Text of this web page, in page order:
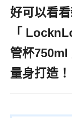
好可以看
「
管杯750ml
量身打造！